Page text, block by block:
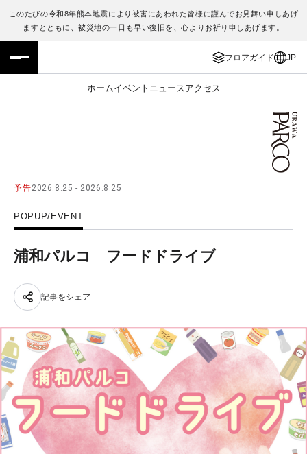
このたびの令和8年熊本地震により被害にあわれた皆様に謹んでお見舞い申しあげ
ますとともに、被災地の一日も早い復旧を、心よりお祈り申しあげます。
フロアガイド JP
ホームイベント ニュース アクセス
フロアガイド
施設案内・アクセス
PARCOメンバーズ
JP
ENGLISH
繁体字
予告2026.8.25 - 2026.8.25
POPUP/EVENT
浦和パルコ フードドライブ
記事をシェア